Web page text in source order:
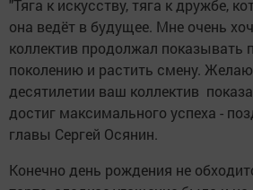
"Тяга к искусству, тяга к дружбе,
она ведёт в будущее. Мне очень
коллектив продолжал показывать
поколению и растить смену.
десятилетии ваш коллектив
достиг максимального успеха -
главы Сергей Осянин.
Конечно день рождения не